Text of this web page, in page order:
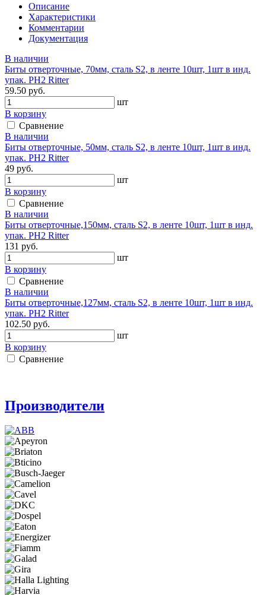
Описание
Характеристики
Комментарии
Документация
В наличии
Биты отверточные, 70мм, сталь S2, в ленте 10шт, 1шт в инд.
упак. PH2 Ritter
59.50 руб.
шт
В корзину
Сравнение
В наличии
Биты отверточные, 50мм, сталь S2, в ленте 10шт, 1шт в инд.
упак. PH2 Ritter
49 руб.
шт
В корзину
Сравнение
В наличии
Биты отверточные,150мм, сталь S2, в ленте 10шт, 1шт в инд.
упак. PH2 Ritter
131 руб.
шт
В корзину
Сравнение
В наличии
Биты отверточные,127мм, сталь S2, в ленте 10шт, 1шт в инд.
упак. PH2 Ritter
102.50 руб.
шт
В корзину
Сравнение
Производители